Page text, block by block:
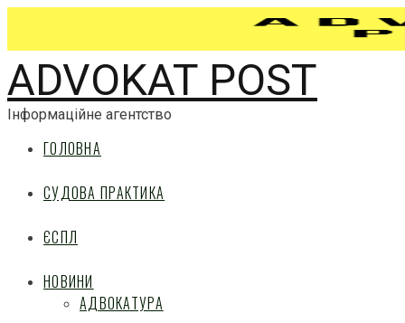
ADVOKAT POST
Інформаційне агентство
ГОЛОВНА
СУДОВА ПРАКТИКА
ЄСПЛ
НОВИНИ
АДВОКАТУРА